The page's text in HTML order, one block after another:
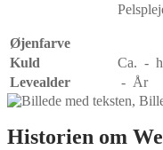
Øjenfarve
Kuld
Ca. -
Levealder
- År
Historien om